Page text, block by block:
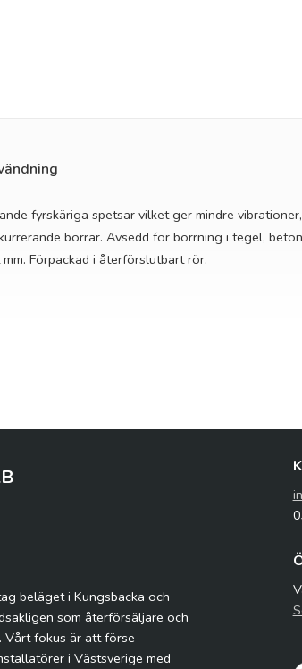
fyrskäriga spetsar vilket ger mindre
borrar. Avsedd för borrning i tegel,
Förpackad i återförslutbart rör.
beläget i Kungsbacka och
som återförsäljare och
Vårt fokus är att förse
i Västsverige med